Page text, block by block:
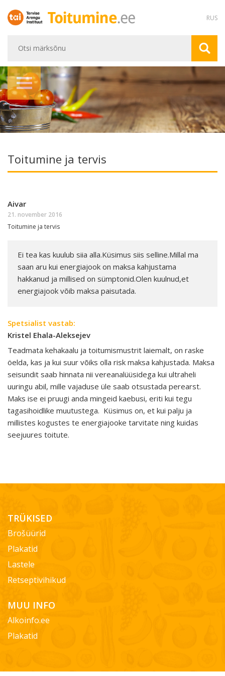
RUS
Toitumine ja tervis
Aivar
21. november 2016
Toitumine ja tervis
Ei tea kas kuulub siia alla.Küsimus siis selline.Millal ma
saan aru kui energiajook on maksa kahjustama
hakkanud ja millised on sümptonid.Olen kuulnud,et
energiajook võib maksa paisutada.
Spetsialist vastab:
Kristel Ehala-Aleksejev
Teadmata kehakaalu ja toitumismustrit laiemalt, on raske
öelda, kas ja kui suur võiks olla risk maksa kahjustada. Maksa
seisundit saab hinnata nii vereanalüüsidega kui ultraheli
uuringu abil, mille vajaduse üle saab otsustada perearst.
Maks ise ei pruugi anda mingeid kaebusi, eriti kui tegu
tagasihoidlike muutustega. Küsimus on, et kui palju ja
millistes kogustes te energiajooke tarvitate ning kuidas
seejuures toitute.
TRÜKISED
Brošüürid
Plakatid
Lastele
Retseptivihikud
MUU INFO
Alkoinfo.ee
Plakatid